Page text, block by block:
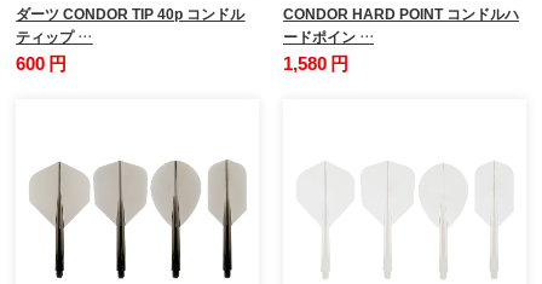
ダーツ CONDOR TIP 40p コンドル
ティップ …
600 円
CONDOR HARD POINT コンドルハ
ードポイン …
1,580 円